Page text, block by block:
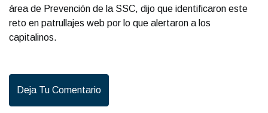
área de Prevención de la SSC, dijo que identificaron este
reto en patrullajes web por lo que alertaron a los
capitalinos.
Deja Tu Comentario